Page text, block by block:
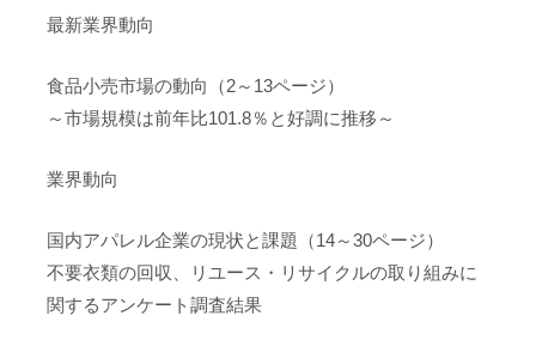
最新業界動向
食品小売市場の動向（2～13ページ）
～市場規模は前年比101.8％と好調に推移～
業界動向
国内アパレル企業の現状と課題（14～30ページ）
不要衣類の回収、リユース・リサイクルの取り組みに
関するアンケート調査結果